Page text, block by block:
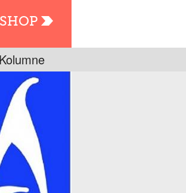
SHOP
Kolumne